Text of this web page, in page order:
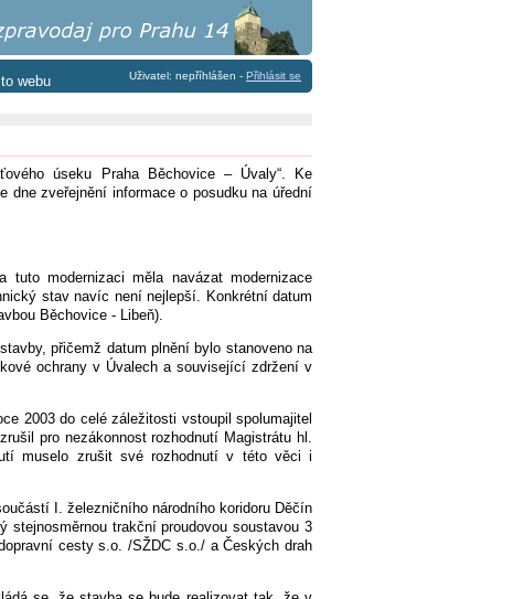
webu
úseku Praha Běchovice – Úvaly“. Ke
dne zveřejnění informace o posudku na úřední
modernizaci měla navázat modernizace
stav navíc není nejlepší. Konkrétní datum
Běchovice - Libeň).
přičemž datum plnění bylo stanoveno na
ochrany v Úvalech a související zdržení v
2003 do celé záležitosti vstoupil spolumajitel
pro nezákonnost rozhodnutí Magistrátu hl.
muselo zrušit své rozhodnutí v této věci i
I. železničního národního koridoru Děčín
stejnosměrnou trakční proudovou soustavou 3
cesty s.o. /SŽDC s.o./ a Českých drah
Uživatel: nepříhlášen - Přihlásit se